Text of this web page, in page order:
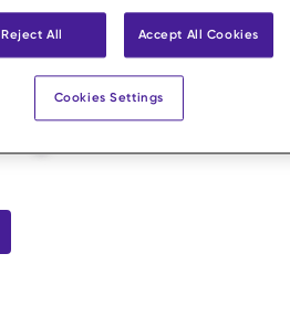
Reject All Accept All Cookies
Cookies Settings